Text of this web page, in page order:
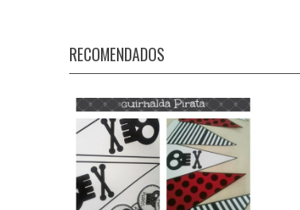
RECOMENDADOS